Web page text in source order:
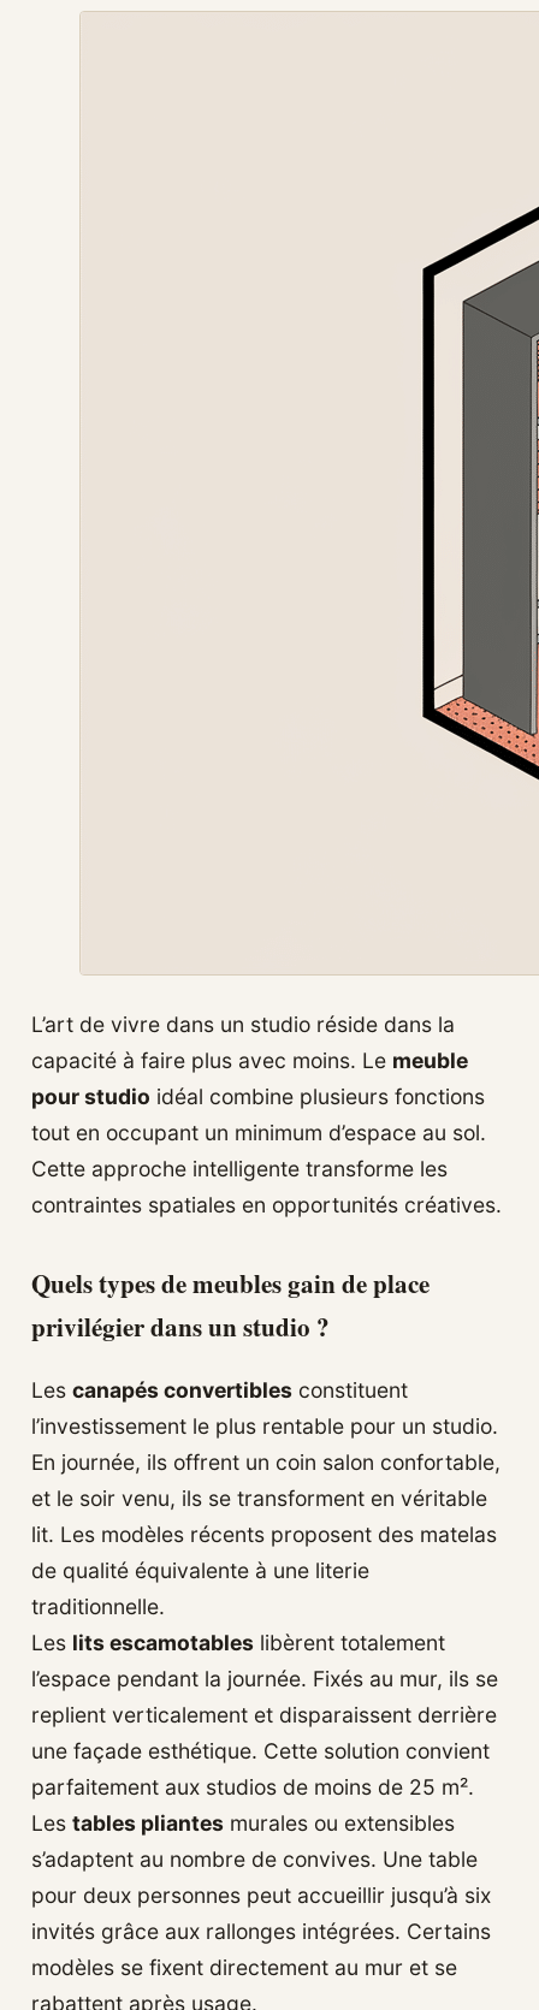
L’art de vivre dans un studio réside dans la
capacité à faire plus avec moins. Le meuble
pour studio idéal combine plusieurs fonctions
tout en occupant un minimum d’espace au sol.
Cette approche intelligente transforme les
contraintes spatiales en opportunités créatives.
Quels types de meubles gain de place
privilégier dans un studio ?
Les canapés convertibles constituent
l’investissement le plus rentable pour un studio.
En journée, ils offrent un coin salon confortable,
et le soir venu, ils se transforment en véritable
lit. Les modèles récents proposent des matelas
de qualité équivalente à une literie
traditionnelle.
Les lits escamotables libèrent totalement
l’espace pendant la journée. Fixés au mur, ils se
replient verticalement et disparaissent derrière
une façade esthétique. Cette solution convient
parfaitement aux studios de moins de 25 m².
Les tables pliantes murales ou extensibles
s’adaptent au nombre de convives. Une table
pour deux personnes peut accueillir jusqu’à six
invités grâce aux rallonges intégrées. Certains
modèles se fixent directement au mur et se
rabattent après usage.